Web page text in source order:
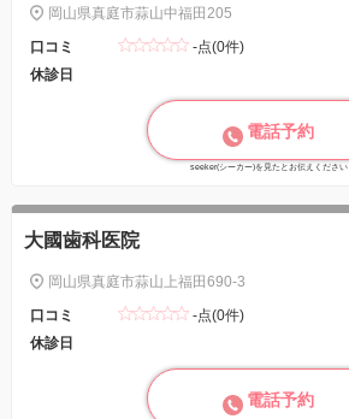
岡山県真庭市蒜山中福田205
口コミ
-点(0件)
休診日
電話予約
seeker(シーカー)を見たとお伝えください
大國歯科医院
岡山県真庭市蒜山上福田690-3
口コミ
-点(0件)
休診日
電話予約